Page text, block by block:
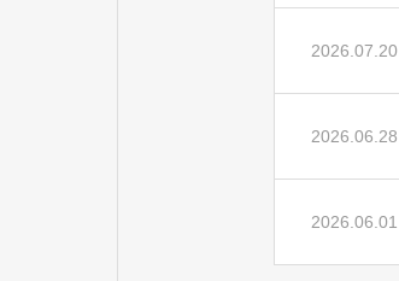
2026.07.20
2026.06.28
2026.06.01